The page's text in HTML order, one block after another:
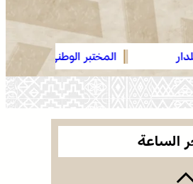
المختبر الوطني للشرطة العلمية والتقنية
الوطني، يحصل على شهادة الاعتماد
الساعة
القدس وأماكنها
لجنة القدس بقيادة
ووكالة بيت مال
بعدد من مناطق
مليار درهم تسرع أشغال الملعب